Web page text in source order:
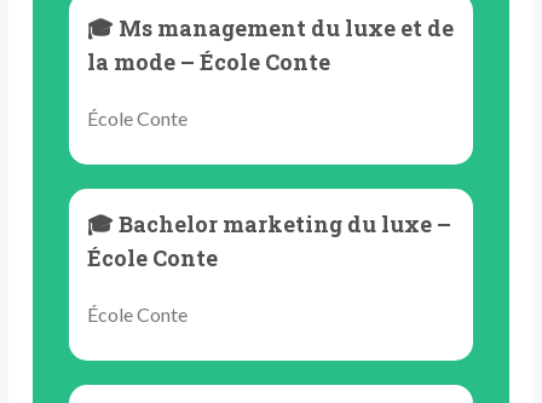
🎓 Ms management du luxe et de
la mode – École Conte
École Conte
🎓 Bachelor marketing du luxe –
École Conte
École Conte